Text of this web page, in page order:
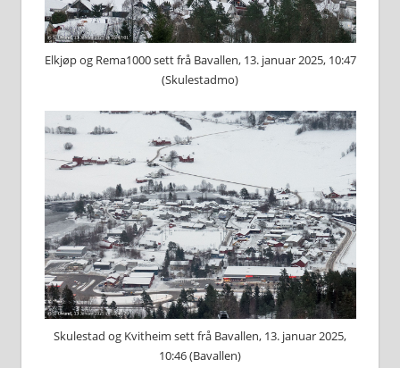
Elkjøp og Rema1000 sett frå Bavallen, 13. januar 2025, 10:47
(Skulestadmo)
Skulestad og Kvitheim sett frå Bavallen, 13. januar 2025,
10:46 (Bavallen)